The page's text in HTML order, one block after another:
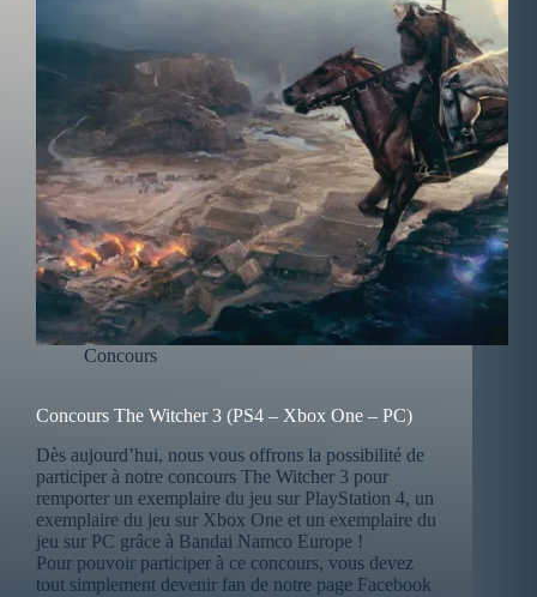
Concours
Concours The Witcher 3 (PS4 – Xbox One – PC)
Dès aujourd’hui, nous vous offrons la possibilité de
participer à notre concours The Witcher 3 pour
remporter un exemplaire du jeu sur PlayStation 4, un
exemplaire du jeu sur Xbox One et un exemplaire du
jeu sur PC grâce à Bandai Namco Europe !
Pour pouvoir participer à ce concours, vous devez
tout simplement devenir fan de notre page Facebook